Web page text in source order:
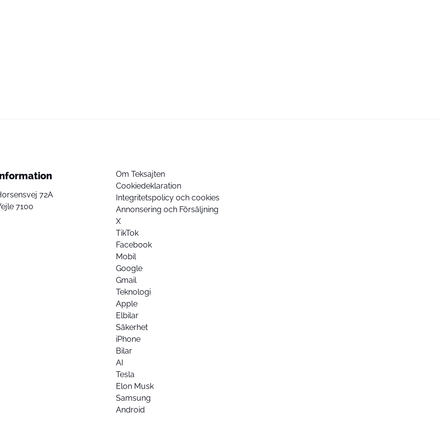
72A
7100
Om Teksajten
Cookiedeklaration
Integritetspolicy och cookies
Annonsering och Försäljning
X
TikTok
Facebook
Mobil
Google
Gmail
Teknologi
Apple
Elbilar
Säkerhet
iPhone
Bilar
AI
Tesla
Elon Musk
Samsung
Android